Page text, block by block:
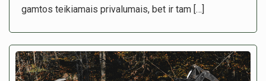
gamtos teikiamais privalumais, bet ir tam […]